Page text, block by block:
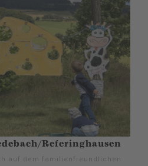
Referinghausen
auf dem familienfreundlichen